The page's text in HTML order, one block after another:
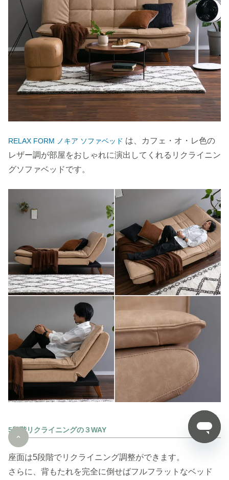
RELAX FORM ノキア ソファベッド は、カフェ・オ・レ色の
レザー調が部屋をおしゃれに演出してくれるリクライニン
グソファベッドです。
5段階リクライニングの３WAY
座面は5段階でリクライニング調整ができます。
さらに、背もたれを完全に倒せばフルフラットなベッド